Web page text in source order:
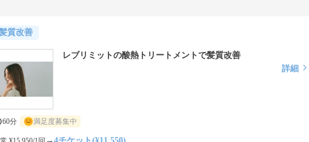
質改善
レブリミットの酸熱トリートメントで髪質改善
詳細
60分 満足度募集中